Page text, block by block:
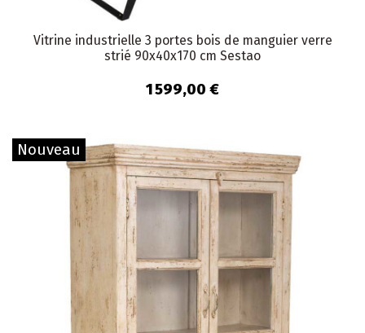
Vitrine industrielle 3 portes bois de manguier verre
strié 90x40x170 cm Sestao
1 599,00 €
Nouveau